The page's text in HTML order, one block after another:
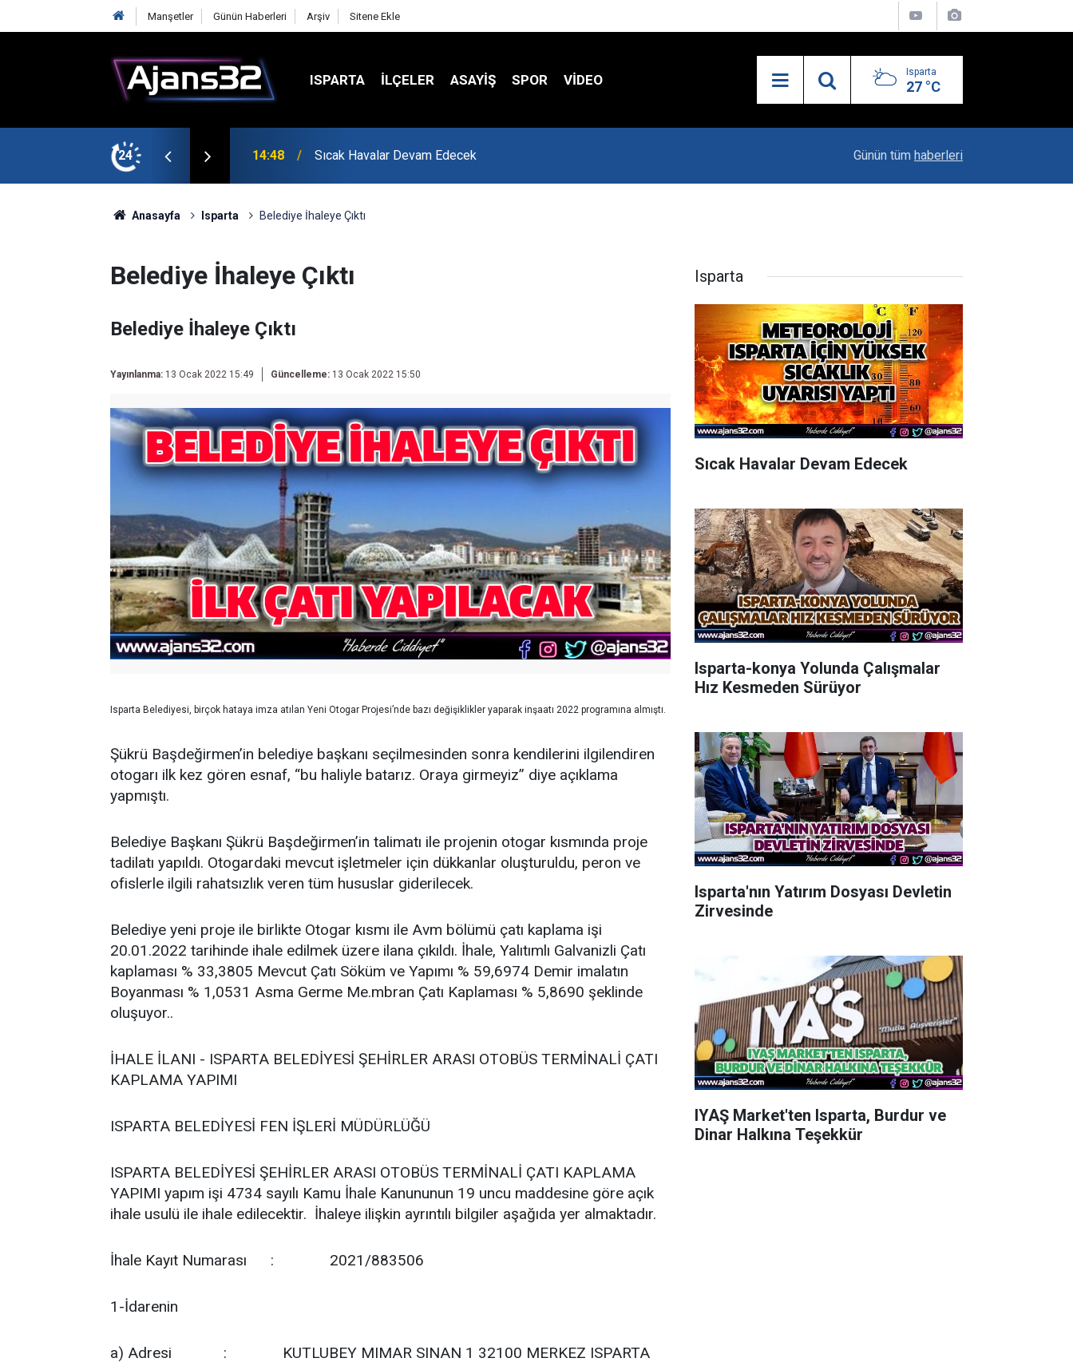
Manşetler Günün Haberleri Arşiv Sitene Ekle
ISPARTA İLÇELER ASAYİŞ SPOR VIDEO Isparta
27 °C
24 14:19 Isparta-konya Yolunda Çalışmalar Hız Kesmeden Sürüyor Isparta'nın Yatırım Dosyası Devletin Zirvesinde
Günün tüm haberleri
Anasayfa Isparta Belediye İhaleye Çıktı
Belediye İhaleye Çıktı
Belediye İhaleye Çıktı
Yayınlanma: 13 Ocak 2022 15:49 Güncelleme: 13 Ocak 2022 15:50
Isparta Belediyesi, birçok hataya imza atılan Yeni Otogar Projesi’nde bazı değişiklikler yaparak inşaatı 2022 programına almıştı.
Şükrü Başdeğirmen’in belediye başkanı seçilmesinden sonra kendilerini ilgilendiren
otogarı ilk kez gören esnaf, “bu haliyle batarız. Oraya girmeyiz” diye açıklama
yapmıştı.
Belediye Başkanı Şükrü Başdeğirmen’in talimatı ile projenin otogar kısmında proje
tadilatı yapıldı. Otogardaki mevcut işletmeler için dükkanlar oluşturuldu, peron ve
ofislerle ilgili rahatsızlık veren tüm hususlar giderilecek.
Belediye yeni proje ile birlikte Otogar kısmı ile Avm bölümü çatı kaplama işi
20.01.2022 tarihinde ihale edilmek üzere ilana çıkıldı. İhale, Yalıtımlı Galvanizli Çatı
kaplaması % 33,3805 Mevcut Çatı Söküm ve Yapımı % 59,6974 Demir imalatın
Boyanması % 1,0531 Asma Germe Me.mbran Çatı Kaplaması % 5,8690 şeklinde
oluşuyor..
İHALE İLANI - ISPARTA BELEDİYESİ ŞEHİRLER ARASI OTOBÜS TERMİNALİ ÇATI
KAPLAMA YAPIMI
ISPARTA BELEDİYESİ FEN İŞLERİ MÜDÜRLÜĞÜ
ISPARTA BELEDİYESİ ŞEHİRLER ARASI OTOBÜS TERMİNALİ ÇATI KAPLAMA
YAPIMI yapım işi 4734 sayılı Kamu İhale Kanununun 19 uncu maddesine göre açık
ihale usulü ile ihale edilecektir. İhaleye ilişkin ayrıntılı bilgiler aşağıda yer almaktadır.
İhale Kayıt Numarası : 2021/883506
1-İdarenin
a) Adresi :
KUTLUBEY MIMAR SINAN 1 32100 MERKEZ ISPARTA
Isparta
Sıcak Havalar Devam Edecek
Isparta-konya Yolunda Çalışmalar
Hız Kesmeden Sürüyor
Isparta'nın Yatırım Dosyası Devletin
Zirvesinde
IYAŞ Market'ten Isparta, Burdur ve
Dinar Halkına Teşekkür